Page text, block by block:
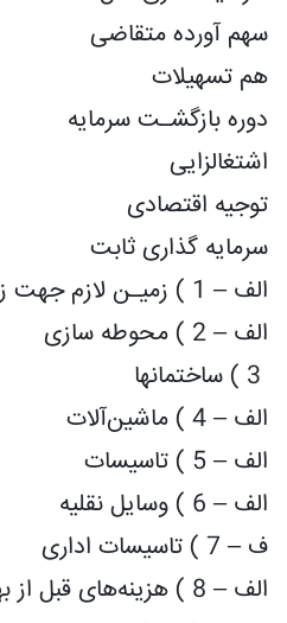
سهم آورده متقاضی
هم تسهیلات
دوره بازگشـت سرمایه
اشتغالزایی
توجیه اقتصادی
سرمایه گذاری ثابت
الف – 1 ) زمیـن لازم جهت زنبورداری
الف – 2 ) محوطه سازی
الف – 4 ) ماشین‌آلات
الف – 5 ) تاسیسات
الف – 6 ) وسایل نقلیه
ف – 7 ) تاسیسات اداری
الف – 8 ) هزینه‌های قبل از بهره‌برداری